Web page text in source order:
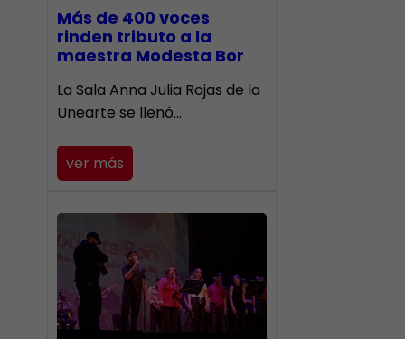
Más de 400 voces
rinden tributo a la
maestra Modesta Bor
​La Sala Anna Julia Rojas de la
Unearte se llenó…
ver más